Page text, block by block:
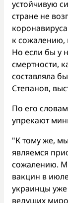
устойчивую
стране не
к сожалению,
Но если бы у
смертности,
составляла
Степанов,
По его
упрекают
"К тому же,
являемся
сожалению.
вакцин в
украинцы уже
ведущих